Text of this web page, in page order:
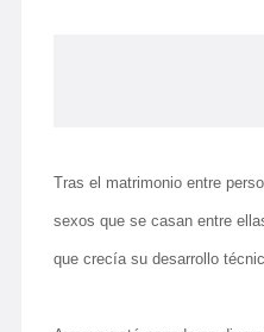
Tras el matrimonio entre
sexos que se casan entre
que crecía su desarrollo